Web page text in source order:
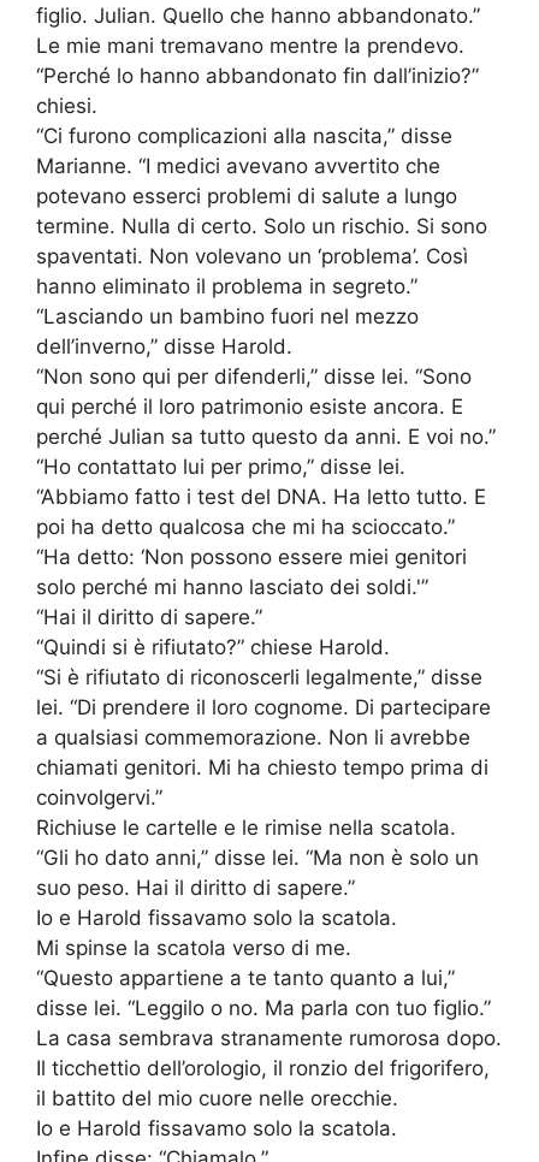
figlio. Julian. Quello che hanno abbandonato.”
Le mie mani tremavano mentre la prendevo.
“Perché lo hanno abbandonato fin dall’inizio?”
chiesi.
“Ci furono complicazioni alla nascita,” disse
Marianne. “I medici avevano avvertito che
potevano esserci problemi di salute a lungo
termine. Nulla di certo. Solo un rischio. Si sono
spaventati. Non volevano un ‘problema’. Così
hanno eliminato il problema in segreto.”
“Lasciando un bambino fuori nel mezzo
dell’inverno,” disse Harold.
“Non sono qui per difenderli,” disse lei. “Sono
qui perché il loro patrimonio esiste ancora. E
perché Julian sa tutto questo da anni. E voi no.”
“Ho contattato lui per primo,” disse lei.
“Abbiamo fatto i test del DNA. Ha letto tutto. E
poi ha detto qualcosa che mi ha scioccato.”
“Ha detto: ‘Non possono essere miei genitori
solo perché mi hanno lasciato dei soldi.'”
“Hai il diritto di sapere.”
“Quindi si è rifiutato?” chiese Harold.
“Si è rifiutato di riconoscerli legalmente,” disse
lei. “Di prendere il loro cognome. Di partecipare
a qualsiasi commemorazione. Non li avrebbe
chiamati genitori. Mi ha chiesto tempo prima di
coinvolgervi.”
Richiuse le cartelle e le rimise nella scatola.
“Gli ho dato anni,” disse lei. “Ma non è solo un
suo peso. Hai il diritto di sapere.”
Io e Harold fissavamo solo la scatola.
Mi spinse la scatola verso di me.
“Questo appartiene a te tanto quanto a lui,”
disse lei. “Leggilo o no. Ma parla con tuo figlio.”
La casa sembrava stranamente rumorosa dopo.
Il ticchettio dell’orologio, il ronzio del frigorifero,
il battito del mio cuore nelle orecchie.
Io e Harold fissavamo solo la scatola.